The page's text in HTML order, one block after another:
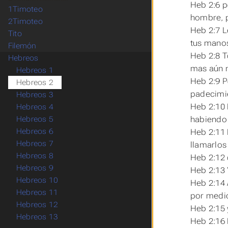
Heb 2:6
hombre,
Heb 2:7
tus
Heb 2:8
mas aún
Heb 2:9
Heb
Heb
llamarlos
Heb
Heb 2:13
Heb
por
Heb
Heb
1Timoteo
2Timoteo
Tito
Filemón
Hebreos
Hebreos 1
Hebreos 2
Hebreos 3
Hebreos 4
Hebreos 5
Hebreos 6
Hebreos 7
Hebreos 8
Hebreos 9
Hebreos 10
Hebreos 11
Hebreos 12
Hebreos 13